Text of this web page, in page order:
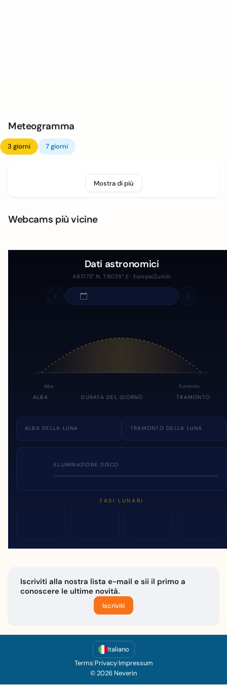
Meteogramma
3 giorni 7 giorni
Mostra di più
Webcams più vicine
Dati astronomici
46.1772° N, 7.8035° E · Europe/Zurich
Alba Tramonto
ALBA DURATA DEL GIORNO TRAMONTO
ALBA DELLA LUNA TRAMONTO DELLA LUNA
ILLUMINAZIONE DISCO
FASI LUNARI
Iscriviti alla nostra lista e-mail e sii il primo a
conoscere le ultime novità.
Iscriviti
Italiano
Terms|Privacy|Impressum
© 2026 Neverin